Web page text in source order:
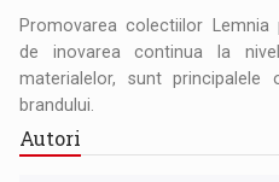
Promovarea colectiilor
de inovarea continua la
materialelor, sunt
brandului.
Autori